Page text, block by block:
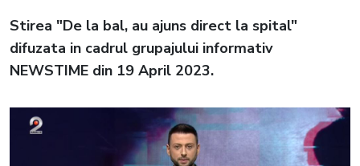
Stirea "De la bal, au ajuns direct la spital"
difuzata in cadrul grupajului informativ
NEWSTIME din 19 April 2023.